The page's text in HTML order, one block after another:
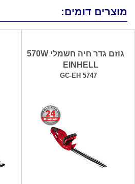
מוצרים דומים:
גוזם גדר חיה חשמלי 570W
EINHELL
GC-EH 5747